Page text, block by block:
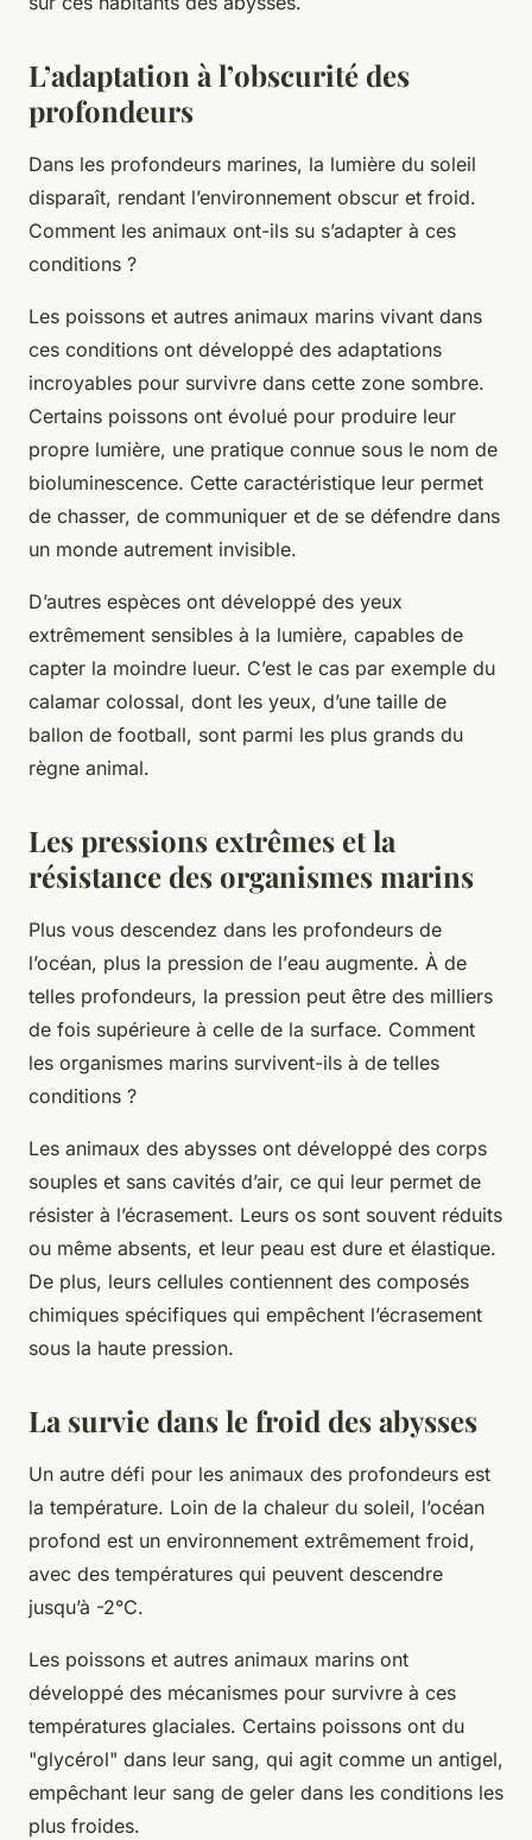
L’adaptation à l’obscurité des
profondeurs
Dans les profondeurs marines, la lumière du soleil
disparaît, rendant l’environnement obscur et froid.
Comment les animaux ont-ils su s’adapter à ces
conditions ?
Les poissons et autres animaux marins vivant dans
ces conditions ont développé des adaptations
incroyables pour survivre dans cette zone sombre.
Certains poissons ont évolué pour produire leur
propre lumière, une pratique connue sous le nom de
bioluminescence. Cette caractéristique leur permet
de chasser, de communiquer et de se défendre dans
un monde autrement invisible.
D’autres espèces ont développé des yeux
extrêmement sensibles à la lumière, capables de
capter la moindre lueur. C’est le cas par exemple du
calamar colossal, dont les yeux, d’une taille de
ballon de football, sont parmi les plus grands du
règne animal.
Les pressions extrêmes et la
résistance des organismes marins
Plus vous descendez dans les profondeurs de
l’océan, plus la pression de l’eau augmente. À de
telles profondeurs, la pression peut être des milliers
de fois supérieure à celle de la surface. Comment
les organismes marins survivent-ils à de telles
conditions ?
Les animaux des abysses ont développé des corps
souples et sans cavités d’air, ce qui leur permet de
résister à l’écrasement. Leurs os sont souvent réduits
ou même absents, et leur peau est dure et élastique.
De plus, leurs cellules contiennent des composés
chimiques spécifiques qui empêchent l’écrasement
sous la haute pression.
La survie dans le froid des abysses
Un autre défi pour les animaux des profondeurs est
la température. Loin de la chaleur du soleil, l’océan
profond est un environnement extrêmement froid,
avec des températures qui peuvent descendre
jusqu’à -2°C.
Les poissons et autres animaux marins ont
développé des mécanismes pour survivre à ces
températures glaciales. Certains poissons ont du
"glycérol" dans leur sang, qui agit comme un antigel,
empêchant leur sang de geler dans les conditions les
plus froides.